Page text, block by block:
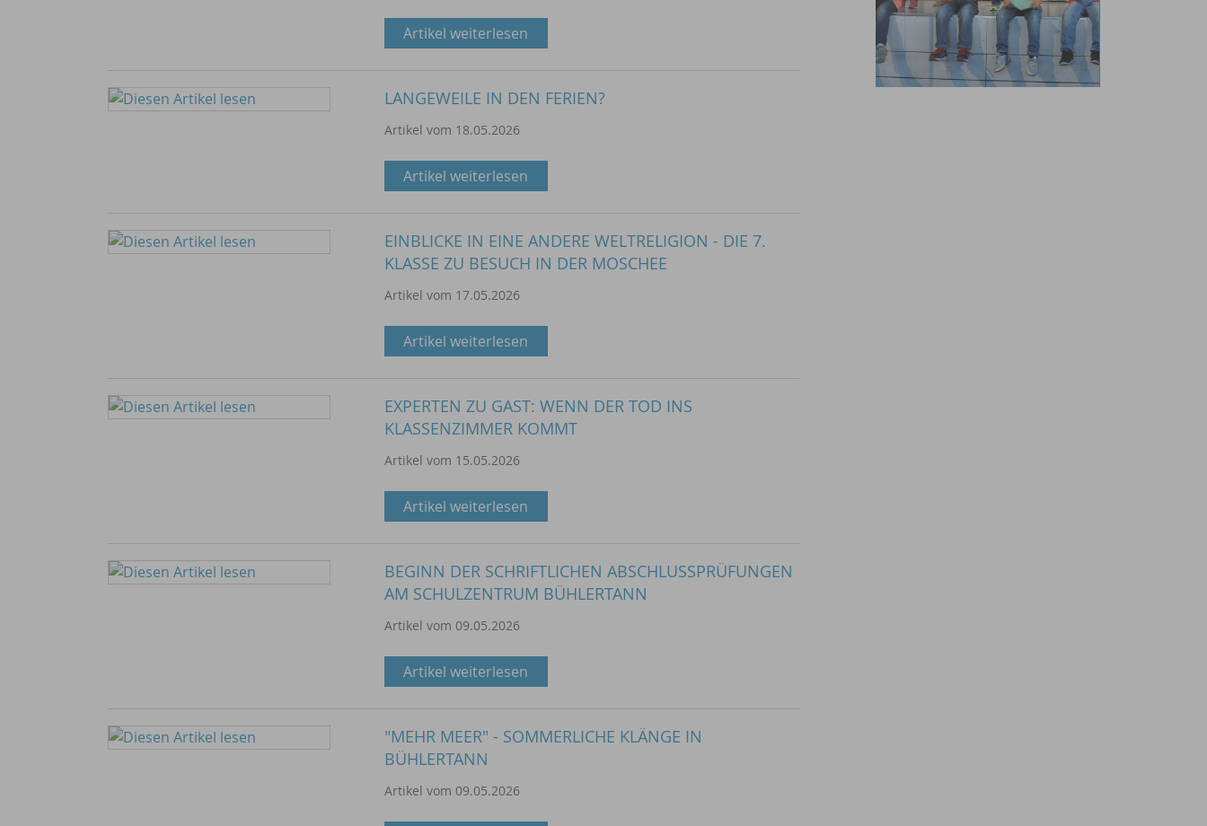
Artikel weiterlesen
LANGEWEILE IN DEN FERIEN?
Artikel vom 18.05.2026
Artikel weiterlesen
EINBLICKE IN EINE ANDERE WELTRELIGION - DIE 7.
KLASSE ZU BESUCH IN DER MOSCHEE
Artikel vom 17.05.2026
Artikel weiterlesen
EXPERTEN ZU GAST: WENN DER TOD INS
KLASSENZIMMER KOMMT
Artikel vom 15.05.2026
Artikel weiterlesen
BEGINN DER SCHRIFTLICHEN ABSCHLUSSPRÜFUNGEN
AM SCHULZENTRUM BÜHLERTANN
Artikel vom 09.05.2026
Artikel weiterlesen
"MEHR MEER" - SOMMERLICHE KLÄNGE IN
BÜHLERTANN
Artikel vom 09.05.2026